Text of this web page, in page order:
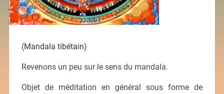
(Mandala tibétain)
Revenons un peu sur le sens du mandala.
Objet de méditation en général sous forme de